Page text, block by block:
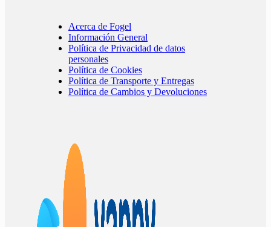
Acerca de Fogel
Información General
Política de Privacidad de datos
personales
Política de Cookies
Política de Transporte y Entregas
Política de Cambios y Devoluciones